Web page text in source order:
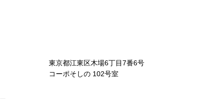
東京都江東区木場6丁目7番6号
コーポそしの 102号室